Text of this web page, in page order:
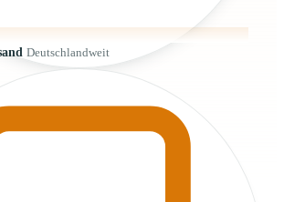
Deutschlandweit